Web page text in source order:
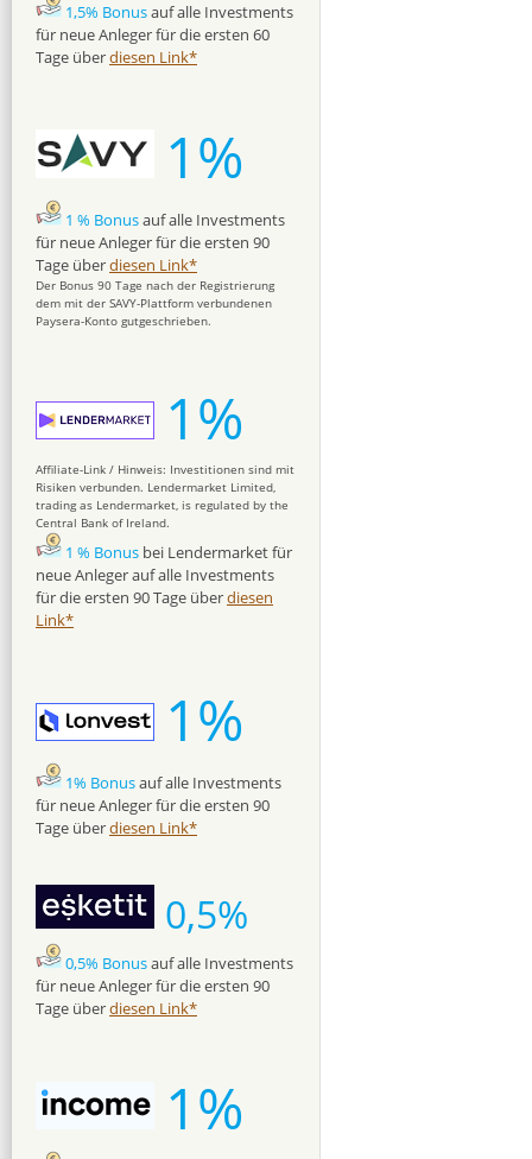
1,5% Bonusauf alle Investments
für neue Anleger für die ersten 60
Tage überdiesen Link*
1%
1 % Bonusauf alle Investments
für neue Anleger für die ersten 90
Tage überdiesen Link*
Der Bonus 90 Tage nach der Registrierung
dem mit der SAVY-Plattform verbundenen
Paysera-Konto gutgeschrieben.
1%
Affiliate-Link / Hinweis: Investitionen sind mit
Risiken verbunden. Lendermarket Limited,
trading as Lendermarket, is regulated by the
Central Bank of Ireland.
1 % Bonus bei Lendermarket für
neue Anleger auf alle Investments
für die ersten 90 Tage überdiesen
Link*
1%
1% Bonusauf alle Investments
für neue Anleger für die ersten 90
Tage überdiesen Link*
0,5%
0,5% Bonusauf alle Investments
für neue Anleger für die ersten 90
Tage überdiesen Link*
1%